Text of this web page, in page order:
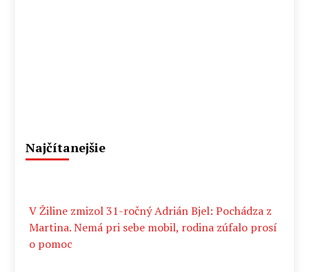
Najčítanejšie
V Žiline zmizol 31-ročný Adrián Bjel: Pochádza z
Martina. Nemá pri sebe mobil, rodina zúfalo prosí
o pomoc